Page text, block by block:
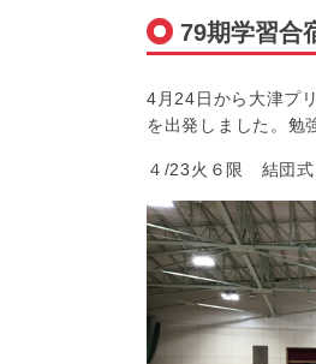
79期学習合
4月24日から大津プ
を出発しました。勉
４/23火６限 結団式